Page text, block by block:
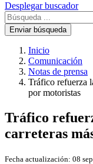
Desplegar buscador
Enviar búsqueda
Inicio
Comunicación
Notas de prensa
Tráfico refuerza
por motoristas
Tráfico
carreteras
Fecha actualización: 08